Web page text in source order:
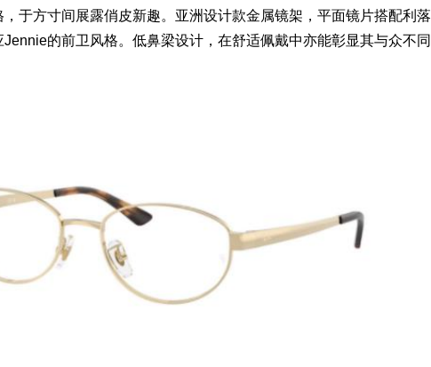
于方寸间展露俏皮新趣。亚洲设计款金属镜架，平面镜片搭配利落
的前卫风格。低鼻梁设计，在舒适佩戴中亦能彰显其与众不同